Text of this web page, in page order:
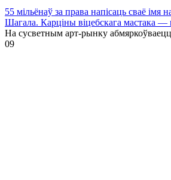
55 мільёнаў за права напісаць сваё імя
Шагала. Карціны віцебскага мастака —
На сусветным арт-рынку
09